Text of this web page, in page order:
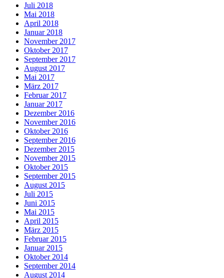
Juli 2018
Mai 2018
April 2018
Januar 2018
November 2017
Oktober 2017
September 2017
August 2017
Mai 2017
März 2017
Februar 2017
Januar 2017
Dezember 2016
November 2016
Oktober 2016
September 2016
Dezember 2015
November 2015
Oktober 2015
September 2015
August 2015
Juli 2015
Juni 2015
Mai 2015
April 2015
März 2015
Februar 2015
Januar 2015
Oktober 2014
September 2014
August 2014